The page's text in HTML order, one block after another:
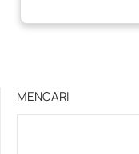
MENCARI